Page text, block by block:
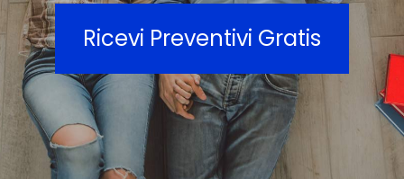
Ricevi Preventivi Gratis